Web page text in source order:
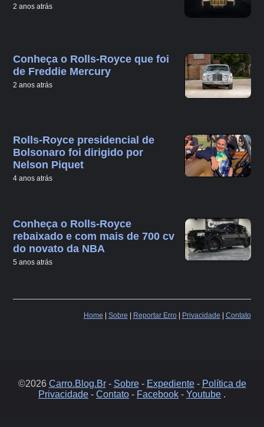
2 anos atrás
Conheça o Rolls-Royce que foi
de Freddie Mercury
2 anos atrás
Rolls-Royce presidencial de
Bolsonaro foi dirigido por
Nelson Piquet
4 anos atrás
Conheça o Rolls-Royce
rebaixado e com mais de 700 cv
do novato da NBA
5 anos atrás
Home Sobre Reportar Erro| Privacidade Contato
©2026 Carro.Blog.Br- Sobre- Expediente- Política de
Privacidade - Contato - Facebook - Youtube .